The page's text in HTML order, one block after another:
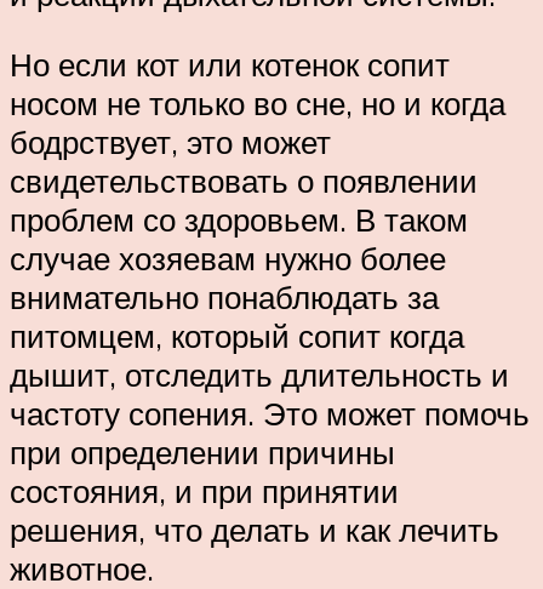
Но если кот или котенок сопит
носом не только во сне, но и когда
бодрствует, это может
свидетельствовать о появлении
проблем со здоровьем. В таком
случае хозяевам нужно более
внимательно понаблюдать за
питомцем, который сопит когда
дышит, отследить длительность и
частоту сопения. Это может помочь
при определении причины
состояния, и при принятии
решения, что делать и как лечить
животное.